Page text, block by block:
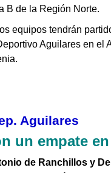
B de la Región Norte.
equipos tendrán
Aguilares en el
Aguilares
un empate
de Ranchillos y